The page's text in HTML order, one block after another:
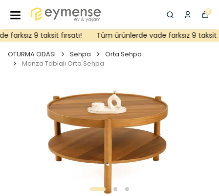
0
9 taksit fırsatı! Tüm ürünlerde vade farksız 9 taksit
OTURMA ODASI Sehpa
Orta Sehpa
Monza Tablalı Orta Sehpa